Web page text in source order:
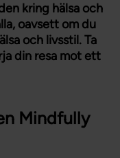
kring hälsa och
oavsett om du
och livsstil. Ta
din resa mot ett
Mindfully